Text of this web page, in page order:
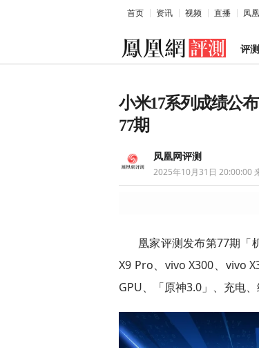
首页 资讯 视频 直播 凤
评测
小米17系列成绩公
77期
凤凰网评测
2025年10月31日 20:00:00
凰家评测发布第77期「
X9 Pro、vivo X300、vivo
GPU、「原神3.0」、充电